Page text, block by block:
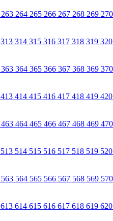
263 264 265 266 267 268 269 270
313 314 315 316 317 318 319 320
363 364 365 366 367 368 369 370
413 414 415 416 417 418 419 420
463 464 465 466 467 468 469 470
513 514 515 516 517 518 519 520
563 564 565 566 567 568 569 570
613 614 615 616 617 618 619 620